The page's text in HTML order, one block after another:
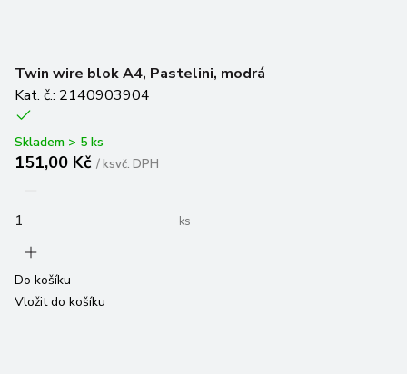
Twin wire blok A4, Pastelini, modrá
Kat. č.: 2140903904
Skladem > 5 ks
151,00 Kč /ksvč. DPH
ks
Do košíku
Vložit do košíku